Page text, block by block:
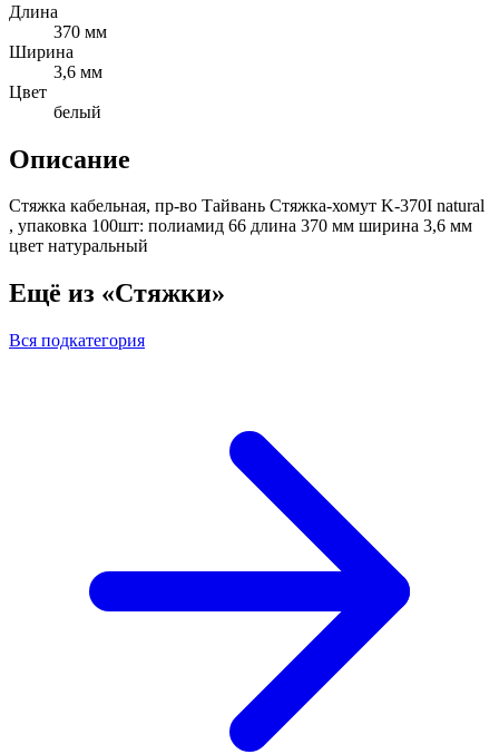
Длина
370 мм
Ширина
3,6 мм
Цвет
белый
Описание
Стяжка кабельная, пр-во Тайвань Стяжка-хомут K-370I natural
, упаковка 100шт: полиамид 66 длина 370 мм ширина 3,6 мм
цвет натуральный
Ещё из «Стяжки»
Вся подкатегория